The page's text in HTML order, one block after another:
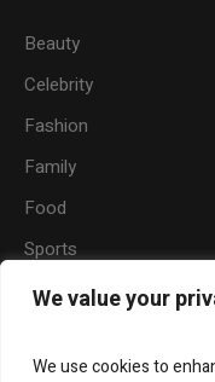
We value your
We use cookies to
Beauty
Celebrity
Fashion
Family
Food
Sports
Travel